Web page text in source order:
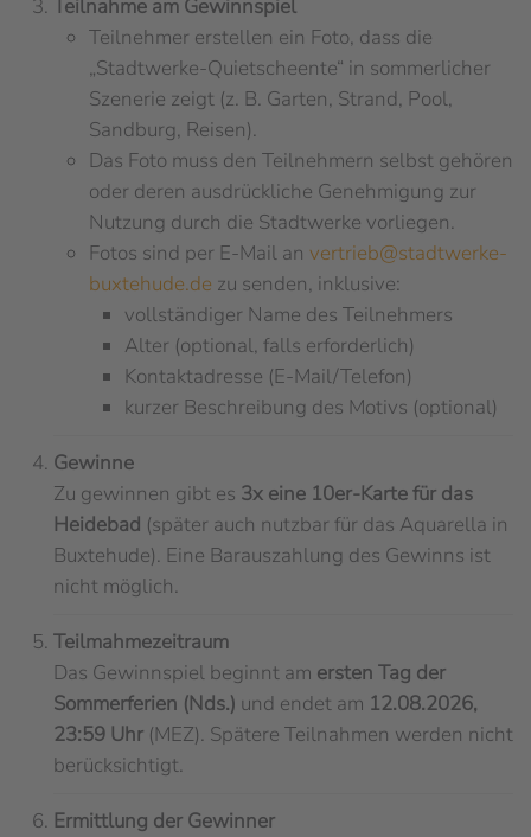
Teilnahme am Gewinnspiel
Teilnehmer erstellen ein Foto, dass die
„Stadtwerke-Quietscheente“ in sommerlicher
Szenerie zeigt (z. B. Garten, Strand, Pool,
Sandburg, Reisen).
Das Foto muss den Teilnehmern selbst gehören
oder deren ausdrückliche Genehmigung zur
Nutzung durch die Stadtwerke vorliegen.
Fotos sind per E-Mail an vertrieb@stadtwerke-
buxtehude.de zu senden, inklusive:
vollständiger Name des Teilnehmers
Alter (optional, falls erforderlich)
Kontaktadresse (E-Mail/Telefon)
kurzer Beschreibung des Motivs (optional)
Gewinne
Zu gewinnen gibt es 3x eine 10er-Karte für das
Heidebad (später auch nutzbar für das Aquarella in
Buxtehude). Eine Barauszahlung des Gewinns ist
nicht möglich.
Teilmahmezeitraum
Das Gewinnspiel beginnt am ersten Tag der
Sommerferien (Nds.) und endet am 12.08.2026,
23:59 Uhr (MEZ). Spätere Teilnahmen werden nicht
berücksichtigt.
Ermittlung der Gewinner